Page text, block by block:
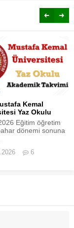
Kemal
Yaz Okulu
Eğitim öğretim
dönemi sonuna
6